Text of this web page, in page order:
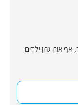
, אף אוזן גרון ילדים